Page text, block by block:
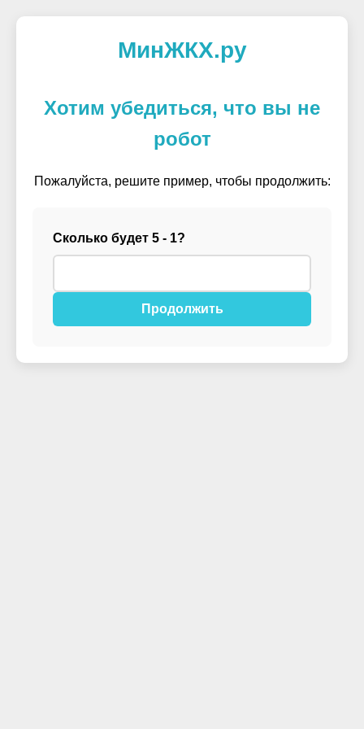
МинЖКХ.ру
Хотим убедиться, что вы не
робот
Пожалуйста, решите пример, чтобы продолжить:
Сколько будет 5 - 1?
Продолжить